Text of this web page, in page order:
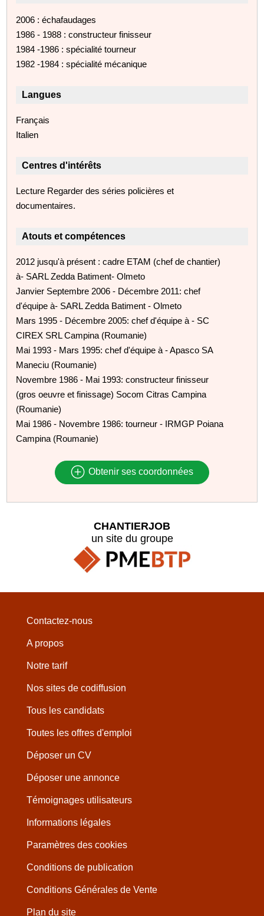
2006 : échafaudages
1986 - 1988 : constructeur finisseur
1984 -1986 : spécialité tourneur
1982 -1984 : spécialité mécanique
Langues
Français
Italien
Centres d'intérêts
Lecture Regarder des séries policières et
documentaires.
Atouts et compétences
2012 jusqu'à présent : cadre ETAM (chef de chantier)
à- SARL Zedda Batiment- Olmeto
Janvier Septembre 2006 - Décembre 2011: chef
d'équipe à- SARL Zedda Batiment - Olmeto
Mars 1995 - Décembre 2005: chef d'équipe à - SC
CIREX SRL Campina (Roumanie)
Mai 1993 - Mars 1995: chef d'équipe à - Apasco SA
Maneciu (Roumanie)
Novembre 1986 - Mai 1993: constructeur finisseur
(gros oeuvre et finissage) Socom Citras Campina
(Roumanie)
Mai 1986 - Novembre 1986: tourneur - IRMGP Poiana
Campina (Roumanie)
Obtenir ses coordonnées
CHANTIERJOB
un site du groupe
Contactez-nous
A propos
Notre tarif
Nos sites de codiffusion
Tous les candidats
Toutes les offres d'emploi
Déposer un CV
Déposer une annonce
Témoignages utilisateurs
Informations légales
Paramètres des cookies
Conditions de publication
Conditions Générales de Vente
Plan du site